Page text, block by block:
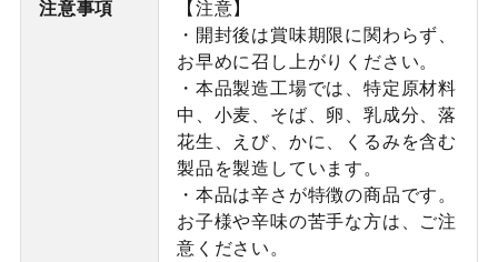
注意事項
【注意】
・開封後は賞味期限に関わらず、
お早めに召し上がりください。
・本品製造工場では、特定原材料
中、小麦、そば、卵、乳成分、落
花生、えび、かに、くるみを含む
製品を製造しています。
・本品は辛さが特徴の商品です。
お子様や辛味の苦手な方は、ご注
意ください。